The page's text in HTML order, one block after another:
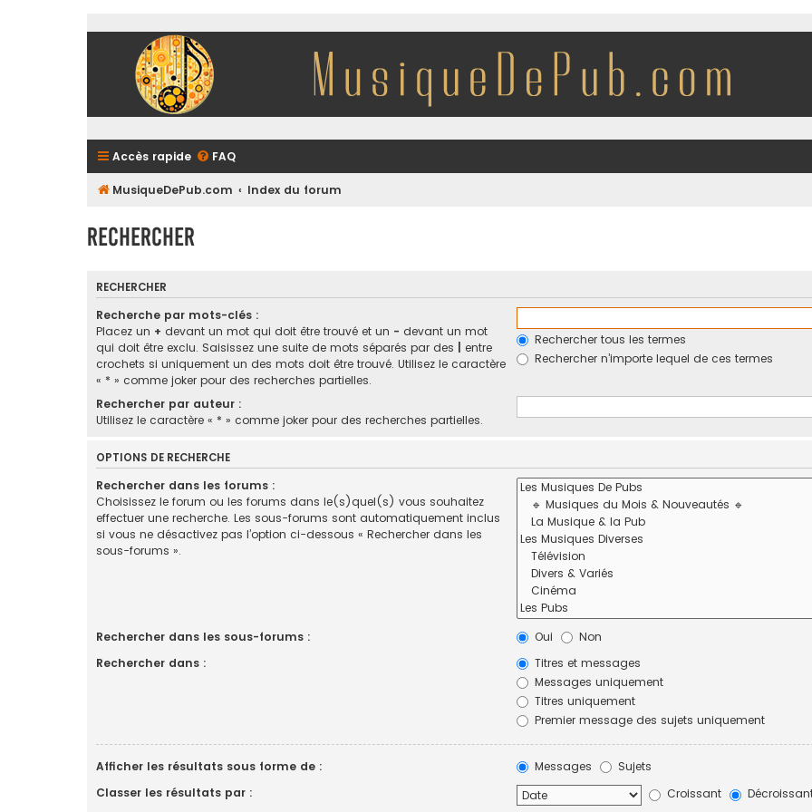
Accès rapide FAQ
MusiqueDePub.com Index du forum
Rechercher
RECHERCHER
Recherche par mots-clés :
Placez un + devant un mot qui doit être trouvé et un - devant un mot
qui doit être exclu. Saisissez une suite de mots séparés par des
entre
crochets si uniquement un des mots doit être trouvé. Utilisez le caractère
« * » comme joker pour des recherches partielles.
Rechercher tous les termes
Rechercher n’importe lequel de ces termes
Rechercher par auteur :
Utilisez le caractère « * » comme joker pour des recherches partielles.
OPTIONS DE RECHERCHE
Rechercher dans les forums :
Choisissez le forum ou les forums dans le(s)quel(s) vous souhaitez
effectuer une recherche. Les sous-forums sont automatiquement inclus
si vous ne désactivez pas l’option ci-dessous « Rechercher dans les
sous-forums ».
Rechercher dans les sous-forums : Oui
Non
Rechercher dans :
Titres et messages
Messages uniquement
Titres uniquement
Premier message des sujets uniquement
Afficher les résultats sous forme de : Messages
Sujets
Classer les résultats par :
Croissant